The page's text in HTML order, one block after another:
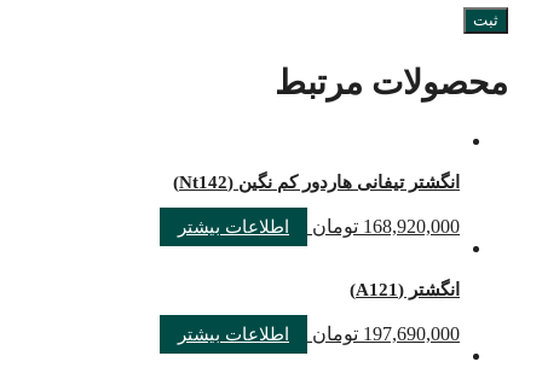
محصولات مرتبط
انگشتر تیفانی هاردور کم نگین (Nt142)
168,920,000 تومان اطلاعات بیشتر
انگشتر (A121)
197,690,000 تومان اطلاعات بیشتر